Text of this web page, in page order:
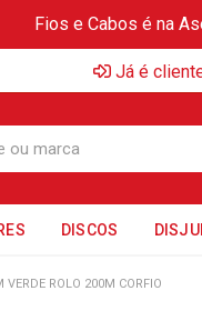
Fios e Cabos é na
Já é
DISCOS
ROLO 200M CORFIO